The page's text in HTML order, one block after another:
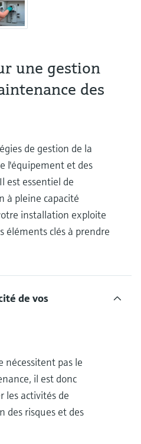
une gestion
des
de gestion de la
l'équipement et des
est essentiel de
à pleine capacité
installation exploite
éléments clés à prendre
de vos
nécessitent pas le
il est donc
les activités de
des risques et des